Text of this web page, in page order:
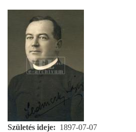
Születés ideje
1897-07-07